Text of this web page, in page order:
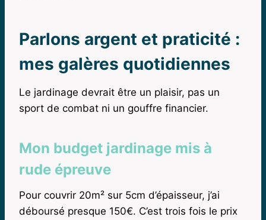
Parlons argent et praticité :
mes galères quotidiennes
Le jardinage devrait être un plaisir, pas un
sport de combat ni un gouffre financier.
Mon budget jardinage mis à
rude épreuve
Pour couvrir 20m² sur 5cm d’épaisseur, j’ai
déboursé presque 150€. C’est trois fois le prix